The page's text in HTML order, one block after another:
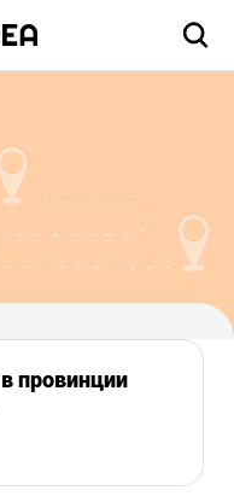
провинции